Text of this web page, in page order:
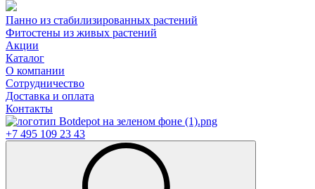
Панно из стабилизированных растений
Фитостены из живых растений
Акции
Каталог
О компании
Сотрудничество
Доставка и оплата
Контакты
+7 495 109 23 43